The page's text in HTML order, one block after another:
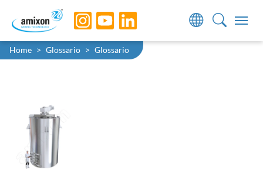
Skip to main navigation
Skip to main content
Skip to page footer
You are here:
Home Glossario Glossario